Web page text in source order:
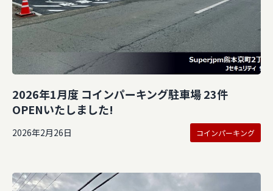
2026年1月度 コインパーキング駐車場 23件
OPENいたしました!
2026年2月26日 コインパーキング